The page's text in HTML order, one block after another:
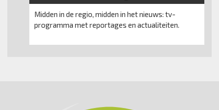
Midden in de regio, midden in het nieuws: tv-
programma met reportages en actualiteiten.